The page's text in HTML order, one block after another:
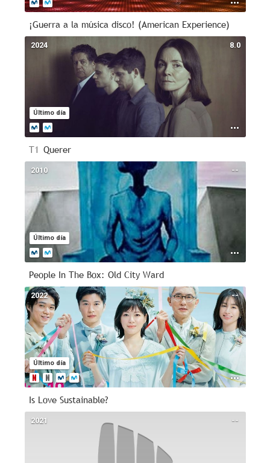
¡Guerra a la música disco! (American Experience)
8.0
Último día
2024
T1 Querer
--
Último día
2010
People In The Box: Old City Ward
--
Último día
2022
Is Love Sustainable?
--
2021